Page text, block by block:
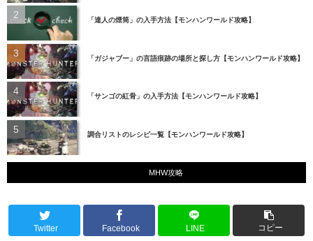
「達人の煙筒」の入手方法【モンハンワールド攻略】
「ガジャブー」の言語痕跡の場所と探し方【モンハンワールド攻略】
「サンゴの紅骨」の入手方法【モンハンワールド攻略】
調合リストのレシピ一覧【モンハンワールド攻略】
MHW攻略
Twitter Facebook LINE コピー